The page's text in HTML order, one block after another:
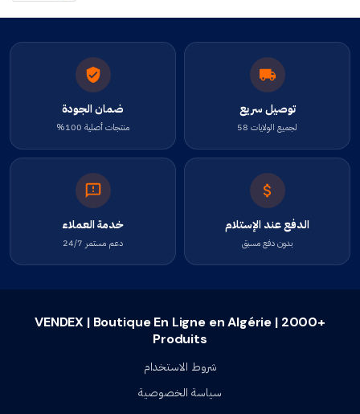
توصيل سريع
لجميع الولايات 58
ضمان الجودة
منتجات أصلية 100%
الدفع عند الإستلام
بدون دفع مسبق
خدمة العملاء
دعم مستمر 24/7
VENDEX | Boutique En Ligne en Algérie | 2000+
Produits
شروط الاستخدام
سياسة الخصوصية